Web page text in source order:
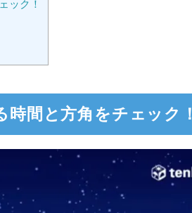
ック！
間と方角をチェック！